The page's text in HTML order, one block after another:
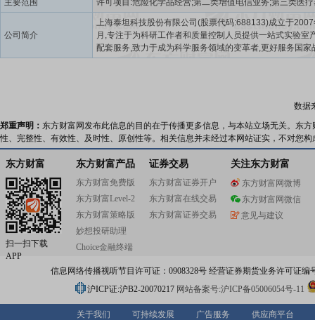
主要范围
公司简介
上海泰坦科技股份有限公司(股票代码:688133)成立于
月,专注于为科研工作者和质量控制人员提供一站式实验室
配套服务,致力于成为科学服务领域的变革者,更好服务国家
障国家科研物资安全,助力企业创新升级。公司通过自主研
发后期、生产质控等各个阶段,提供“一站式”有竞争力的产
务。公司围绕客户需求,形成高端试剂、通用试剂、分析试
种化学品、安防耗材、仪器仪表、实验室建设、科研软件
产品线。创立并运营了Adamas-Beta(阿达玛斯试剂)、
Reagent(通用试剂)、TICHEM(特种化学品)、Titan(泰坦耗
研软件)等自主品牌,并整合了全球数百个知名科学服务品牌
旗下电商平台——探索平台(www.tansoole.com)为客户提
的产品种类、精准的搜索查找、完善的信息介绍、便捷的
程、标准的配送体验,形成科学服务行业的一站式服务平台
数据
郑重声明： 东方财富网发布此信息的目的在于传播更多信息，与本站立场无关。东
性、完整性、有效性、及时性、原创性等。相关信息并未经过本网站证实，不对您
东方财富
扫一扫下载
APP
东方财富产品
东方财富免费版
东方财富Level-2
东方财富策略版
妙想投研助理
Choice金融终端
证券交易
东方财富证券开户
东方财富在线交易
东方财富证券交易
关注东方财富
东方财富网微博
东方财富网微信
意见与建议
信息网络传播视听节目许可证：0908328号 经营证券期货业务许可证编
沪ICP证:沪B2-20070217 网站备案号:沪ICP备05006054号-11
关于我们 可持续发展 广告服务 供应商平台